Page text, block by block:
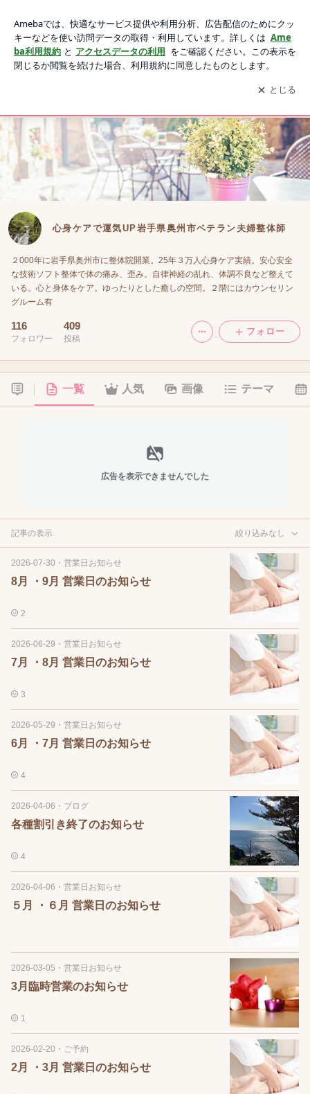
アプリをダウンロードして ブログの更新通知
を受け取りまし
ょう。
開く
心身ケアで運気UP岩手県奥州市ベテラン夫婦整体師
２000年に岩手県奥州市に整体院開業。25年３万人心身ケア実績。安心安全
な技術ソフト整体で体の痛み、歪み。自律神経の乱れ、体調不良など整えて
いる。心と身体をケア。ゆったりとした癒しの空間。２階にはカウンセリン
グルーム有
116
フォロワー
409
投稿
フォロー
一覧 人気 画像 テーマ
広告を表示できませんでした
記事の表示 絞り込みなし
2026-07-30 ・ 営業日お知らせ
8月 ・9月 営業日のお知らせ
2
2026-06-29 ・ 営業日お知らせ
7月 ・8月 営業日のお知らせ
3
2026-05-29 ・ 営業日お知らせ
6月 ・7月 営業日のお知らせ
4
2026-04-06 ・ ブログ
各種割引き終了のお知らせ
4
2026-04-06 ・ 営業日お知らせ
５月 ・６月 営業日のお知らせ
2026-03-05 ・ 営業日お知らせ
3月臨時営業のお知らせ
1
2026-02-20 ・ ご予約
2月 ・3月 営業日のお知らせ